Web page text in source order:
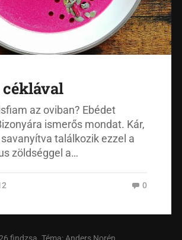
céklával
az oviban? Ebédet
ismerős mondat. Kár,
találkozik ezzel a
zöldséggel a…
0